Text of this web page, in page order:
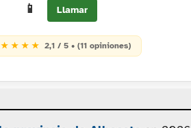
📱 Llamar
★ ★ ★ 2,1 / 5 • (11 opiniones)